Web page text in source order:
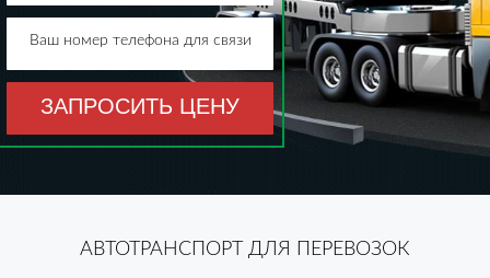
ЗАПРОСИТЬ ЦЕНУ
Ваш номер телефона для связи
АВТОТРАНСПОРТ ДЛЯ ПЕРЕВОЗОК